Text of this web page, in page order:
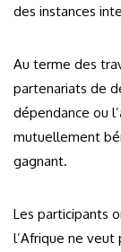
des instances
Au terme des
partenariats de
dépendance ou
mutuellement
gagnant.
Les participants
l’Afrique ne